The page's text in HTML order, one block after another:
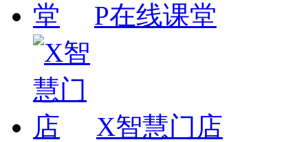
P在线课堂
X智慧门店